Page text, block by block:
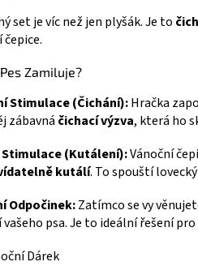
set je víc než jen plyšák. Je to
čepice.
Zamiluje?
Stimulace (Čichání):Hračka
zábavná čichací výzva, která ho
Stimulace (Kutálení):Vánoční
kutálí. To spouští
Odpočinek:Zatímco se vy
psa. Je to ideální řešení pro
Dárek